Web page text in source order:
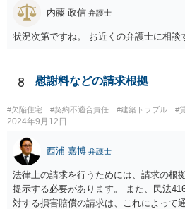
内藤 政信 弁護士
状況次第ですね。 お近くの弁護士に相談
8 慰謝料などの請求根拠
#欠陥住宅 #契約不適合責任 #建築トラブル #
2024年9月12日
西浦 嘉博 弁護士
法律上の請求を行うためには、請求の根
提示する必要があります。 また、民法
対する損害賠償の請求は、これによって